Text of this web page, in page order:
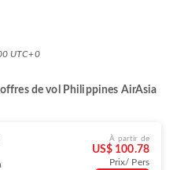
UTC+0
offres de vol Philippines AirAsia
À partir de
US$ 100.78
Prix/ Pers